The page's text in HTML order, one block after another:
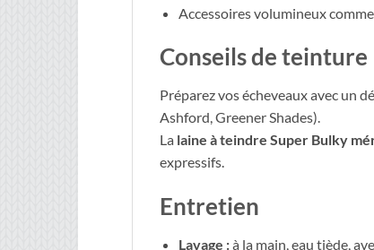
Accessoires volumineux
Conseils de teinture
Préparez vos écheveaux avec un
Ashford, Greener Shades).
La laine à teindre Super Bulky
expressifs.
Entretien
Lavage :à la main, eau tiède,